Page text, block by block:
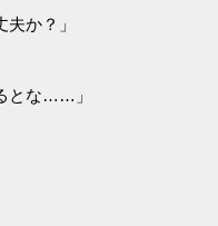
か？」
とな……」